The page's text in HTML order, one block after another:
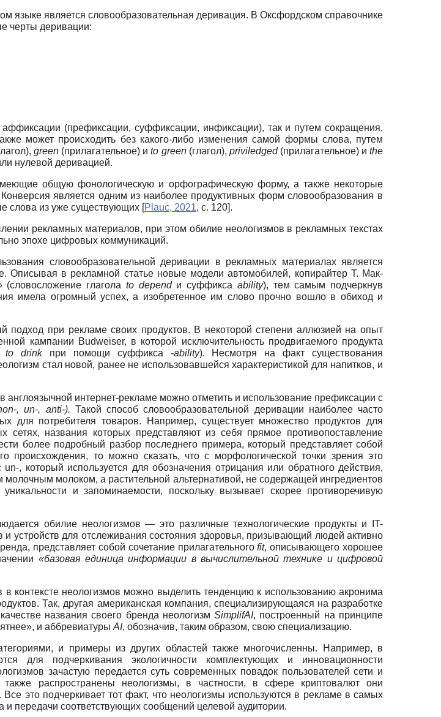
языке является словообразовательная деривация. В Оксфордском справочнике
черты деривации:
(префиксации, суффиксации, инфиксации), так и путем сокращения,
может происходить без какого-либо изменения самой формы слова, путем
green (прилагательное) иto green(глагол), priviledged(прилагательное) иthe
нулевой деривацией.
общую фонологическую и орфографическую форму, а также некоторые
является одним из наиболее продуктивных форм словообразования в
слова из уже существующих [Plauc, 2021, с. 120].
рекламных материалов, при этом обилие неологизмов в рекламных текстах
эпохе цифровых коммуникаций.
словообразовательной деривации в рекламных материалах является
Описывая в рекламной статье новые модели автомобилей, копирайтер Т. Мак-
(словосложение глагола to dependи суффикса ability), тем самым подчеркнув
имела огромный успех, а изобретенное им слово прочно вошло в обиход и
при рекламе своих продуктов. В некоторой степени аллюзией на опыт
кампании Budweiser, в которой исключительность продвигаемого продукта
to drink при помощи суффикса -ability). Несмотря на факт существования
стал новой, ранее не использовавшейся характеристикой для напитков, и
интернет-рекламе можно отметить и использование префиксации с
, un-, anti-). Такой способ словообразовательной деривации наиболее часто
для потребителя товаров. Например, существует множество продуктов для
названия которых представляют из себя прямое противопоставление
более подробный разбор последнего примера, который представляет собой
происхождения, то можно сказать, что с морфологической точки зрения это
, который используется для обозначения отрицания или обратного действия,
молоком, а растительной альтернативой, не содержащей ингредиентов
и запоминаемости, поскольку вызывает скорее противоречивую
обилие неологизмов — это различные технологические продукты и IT-
устройств для отслеживания состояния здоровья, призывающий людей активно
представляет собой сочетание прилагательногоfit, описывающего хорошее
«базовая единица информации в вычислительной технике и цифровой
контексте неологизмов можно выделить тенденцию к использованию акронима
Так, другая американская компания, специализирующаяся на разработке
названия своего бренда неологизмSimplifAI, построенный на принципе
и аббревиатуры AI, обозначив, таким образом, свою специализацию.
и примеры из других областей также многочисленны. Например, в
для подчеркивания экологичности комплектующих и инновационности
зачастую передается суть современных повадок пользователей сети и
распространены неологизмы, в частности, в сфере криптовалют они
это подчеркивает тот факт, что неологизмы используются в рекламе в самых
и передачи соответствующих сообщений целевой аудитории.